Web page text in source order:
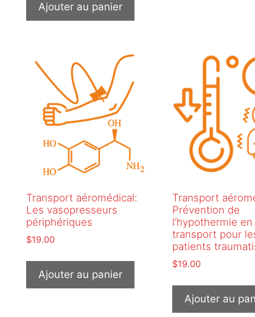
Ajouter au panier
Transport aéromédical:
Les vasopresseurs
périphériques
$19.00
Ajouter au panier
Transport
Prévention de
l’hypothermie en
transport pour
patients
$19.00
Ajouter au